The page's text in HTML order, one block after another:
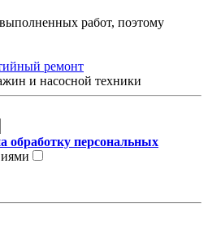
работ, поэтому
ремонт
и насосной техники
обработку персональных